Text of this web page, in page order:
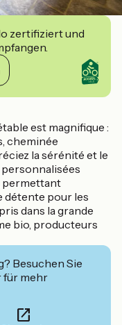
zertifiziert und
est magnifique :
cheminée
la sérénité et le
personnalisées
permettant
détente pour les
dans la grande
bio, producteurs
Besuchen Sie
für mehr